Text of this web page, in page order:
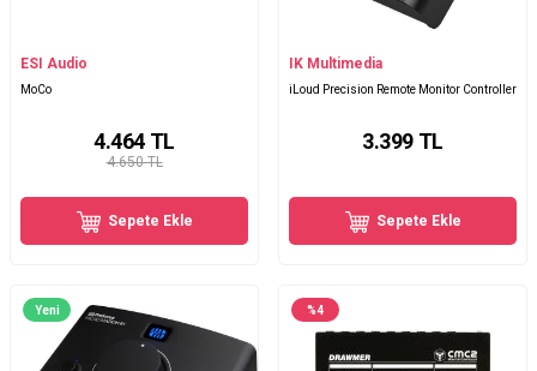
ESI Audio
MoCo
4.650 TL
4.464 TL
Sepete Ekle
IK Multimedia
iLoud Precision Remote Monitor Controller
3.399 TL
Sepete Ekle
Yeni %4